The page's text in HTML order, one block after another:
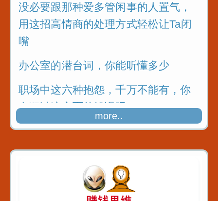
没必要跟那种爱多管闲事的人置气，
用这招高情商的处理方式轻松让Ta闭
嘴
办公室的潜台词，你能听懂多少
职场中这六种抱怨，千万不能有，你
有犯过这方面的错误吗
学演说，学会如何收人收心
more..